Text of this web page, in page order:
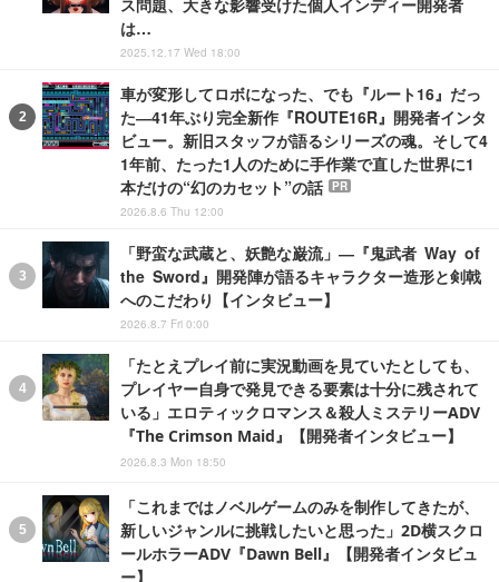
ス問題、大きな影響受けた個人インディー開発者
は…
2025.12.17 Wed 18:00
車が変形してロボになった、でも『ルート16』だっ
た―41年ぶり完全新作『ROUTE16R』開発者インタ
ビュー。新旧スタッフが語るシリーズの魂。そして4
1年前、たった1人のために手作業で直した世界に1
本だけの“幻のカセット”の話
PR
2026.8.6 Thu 12:00
「野蛮な武蔵と、妖艶な巌流」―『鬼武者 Way of
the Sword』開発陣が語るキャラクター造形と剣戟
へのこだわり【インタビュー】
2026.8.7 Fri 0:00
「たとえプレイ前に実況動画を見ていたとしても、
プレイヤー自身で発見できる要素は十分に残されて
いる」エロティックロマンス＆殺人ミステリーADV
『The Crimson Maid』【開発者インタビュー】
2026.8.3 Mon 18:50
「これまではノベルゲームのみを制作してきたが、
新しいジャンルに挑戦したいと思った」2D横スクロ
ールホラーADV『Dawn Bell』【開発者インタビュ
ー】